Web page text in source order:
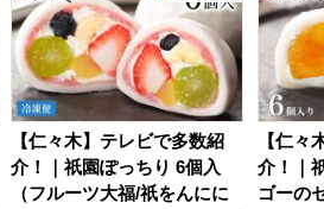
【仁々木】テレビで多数紹
介！｜祇園ぽっちり 6個入
（フルーツ大福/祇をんにに
【仁々
介！｜
ゴーの